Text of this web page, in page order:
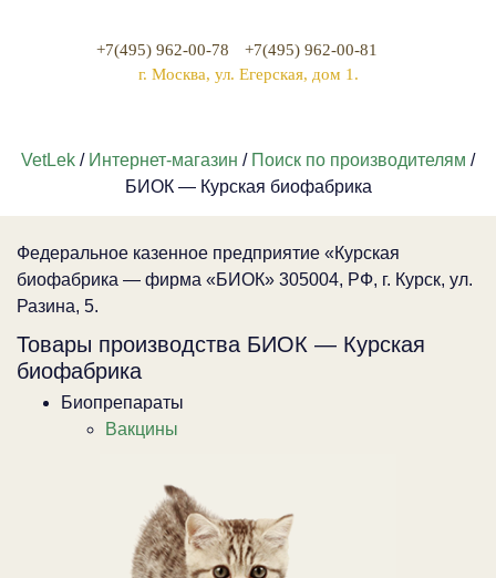
+7(495) 962-00-78
+7(495) 962-00-81
г. Москва, ул. Егерская, дом 1.
VetLek / Интернет-магазин / Поиск по производителям /
БИОК — Курская биофабрика
Федеральное казенное предприятие «Курская
биофабрика — фирма «БИОК» 305004, РФ, г. Курск, ул.
Разина, 5.
Товары производства БИОК — Курская
биофабрика
Биопрепараты
Вакцины